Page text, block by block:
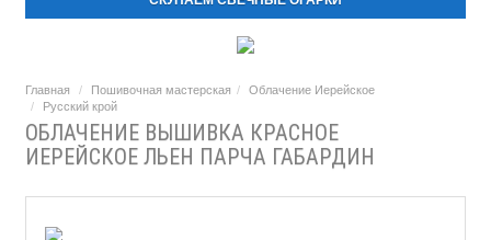
Главная Пошивочная мастерская
Облачение Иерейское
Русский крой
ОБЛАЧЕНИЕ ВЫШИВКА КРАСНОЕ
ИЕРЕЙСКОЕ ЛЬЕН ПАРЧА ГАБАРДИН